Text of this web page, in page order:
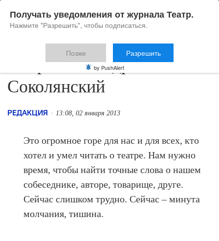
Умер Александр
Соколянский
РЕДАКЦИЯ 13:08, 02 января 2013
Это огромное горе для нас и для всех, кто
хотел и умел читать о театре. Нам нужно
время, чтобы найти точные слова о нашем
собеседнике, авторе, товарище, друге.
Сейчас слишком трудно. Сейчас – минута
молчания, тишина.
Получать уведомления от журнала Театр.
Нажмите "Разрешить", чтобы подписаться.
Позже Разрешить
by PushAlert